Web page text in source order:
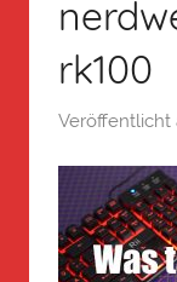
rk100
Veröffentlicht